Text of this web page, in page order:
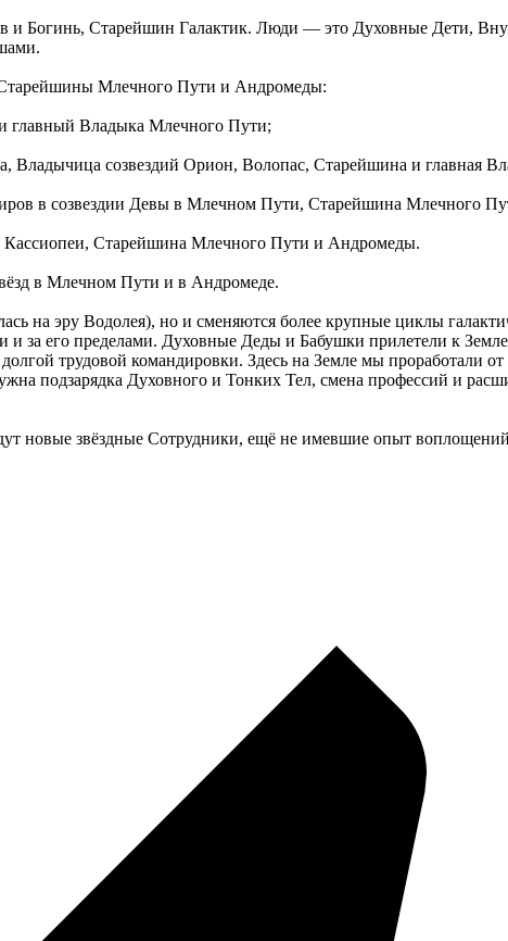
и Богинь, Старейшин Галактик. Люди — это Духовные Дети,
Млечного Пути и Андромеды:
главный Владыка Млечного Пути;
созвездий Орион, Волопас, Старейшина и главная
в созвездии Девы в Млечном Пути, Старейшина Млечного
Старейшина Млечного Пути и Андромеды.
в Млечном Пути и в Андромеде.
на эру Водолея), но и сменяются более крупные циклы
за его пределами. Духовные Деды и Бабушки прилетели к
трудовой командировки. Здесь на Земле мы проработали от
подзарядка Духовного и Тонких Тел, смена профессий и
звёздные Сотрудники, ещё не имевшие опыт воплощений